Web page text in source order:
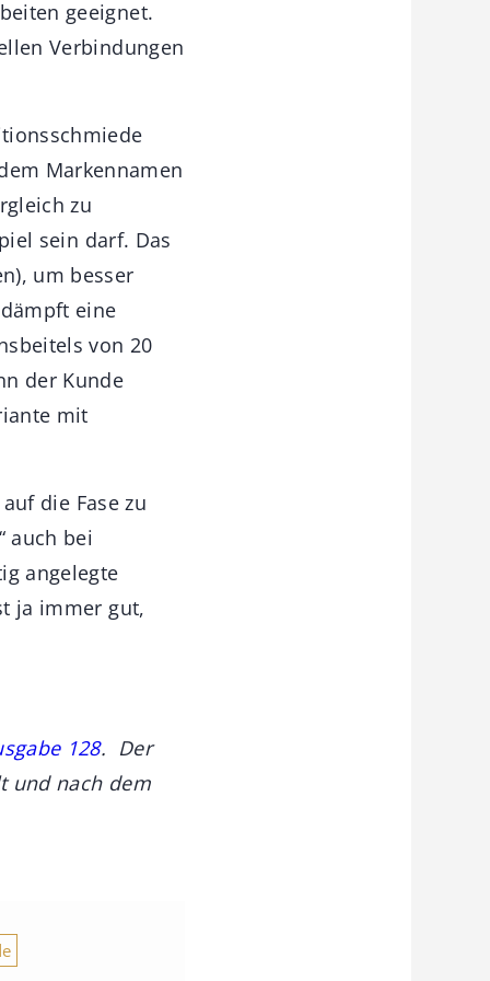
geeignet.
Verbindungen
Markennamen
zu
sein darf. Das
um besser
eine
von 20
der Kunde
mit
die Fase zu
auch bei
angelegte
ja immer gut,
128. Der
und nach dem